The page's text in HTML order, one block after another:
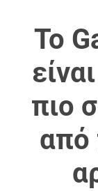
Το
πιο
από